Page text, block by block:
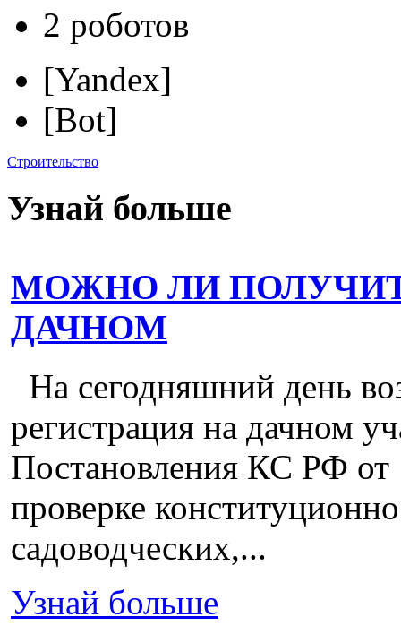
2 роботов
[Yandex]
[Bot]
Строительство
Узнай больше
МОЖНО ЛИ
ДАЧНОМ
На сегодняшний день
регистрация на дачном
Постановления КС РФ
проверке
садоводческих,...
Узнай больше